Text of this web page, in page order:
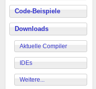
Code-Beispiele
Downloads
Aktuelle Compiler
IDEs
Weitere...